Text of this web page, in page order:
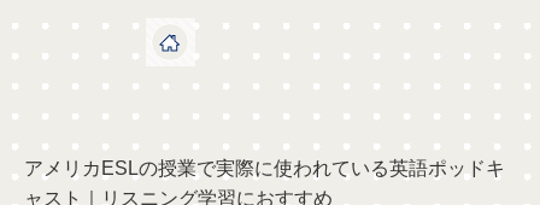
アメリカESLの授業で実際に使われている英語ポッドキ
ャスト｜リスニング学習におすすめ